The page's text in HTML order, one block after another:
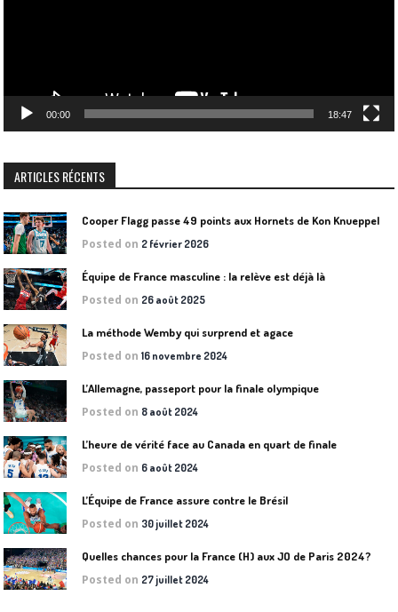
00:00 18:47
ARTICLES RÉCENTS
Cooper Flagg passe 49 points aux Hornets de Kon Knueppel
Posted on 2 février 2026
Équipe de France masculine : la relève est déjà là
Posted on 26 août 2025
La méthode Wemby qui surprend et agace
Posted on16 novembre 2024
L’Allemagne, passeport pour la finale olympique
Posted on 8 août 2024
L’heure de vérité face au Canada en quart de finale
Posted on 6 août 2024
L’Équipe de France assure contre le Brésil
Posted on 30 juillet 2024
Quelles chances pour la France (H) aux JO de Paris 2024?
Posted on 27 juillet 2024